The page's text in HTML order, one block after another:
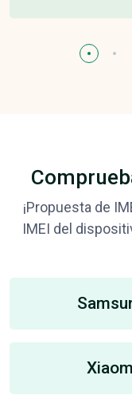
¡Propuesta de
IMEI del